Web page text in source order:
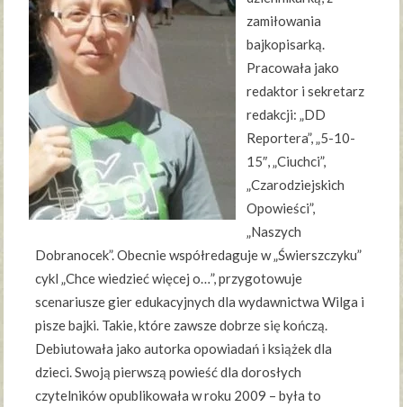
zamiłowania
bajkopisarką.
Pracowała jako
redaktor i sekretarz
redakcji: „DD
Reportera”, „5-10-
15″, „Ciuchci”,
„Czarodziejskich
Opowieści”,
„Naszych
Dobranocek”. Obecnie współredaguje w „Świerszczyku”
cykl „Chce wiedzieć więcej o…”, przygotowuje
scenariusze gier edukacyjnych dla wydawnictwa Wilga i
pisze bajki. Takie, które zawsze dobrze się kończą.
Debiutowała jako autorka opowiadań i książek dla
dzieci. Swoją pierwszą powieść dla dorosłych
czytelników opublikowała w roku 2009 – była to